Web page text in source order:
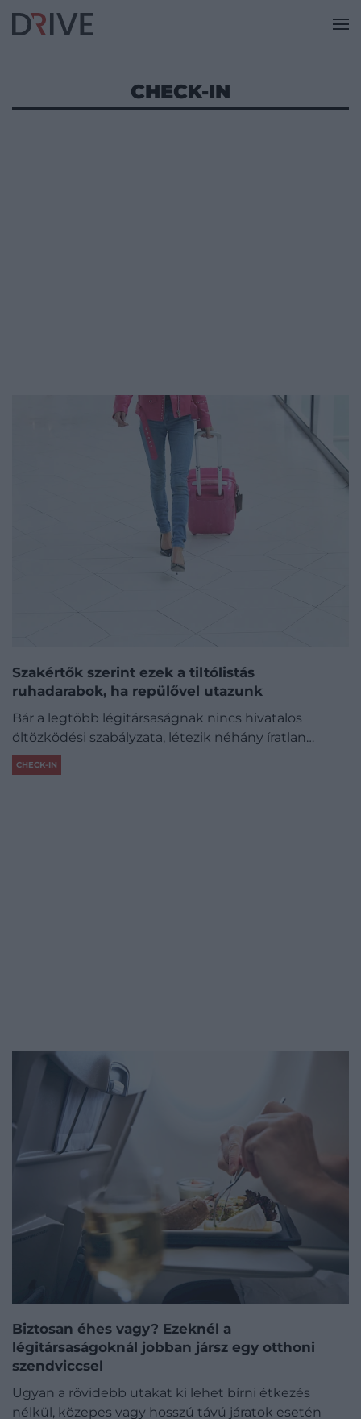
CHECK-IN
Szakértők szerint ezek a tiltólistás
ruhadarabok, ha repülővel utazunk
Bár a legtöbb légitársaságnak nincs hivatalos
öltözködési szabályzata, létezik néhány íratlan…
CHECK-IN
Biztosan éhes vagy? Ezeknél a
légitársaságoknál jobban jársz egy otthoni
szendviccsel
Ugyan a rövidebb utakat ki lehet bírni étkezés
nélkül, közepes vagy hosszú távú járatok esetén